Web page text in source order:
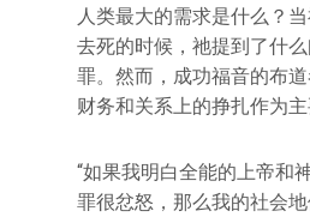
人类最大的需求是什么？
去死的时候，祂提到了什
罪。然而，成功福音的布道
财务和关系上的挣扎作为
“如果我明白全能的上帝和
罪很忿怒，那么我的社会